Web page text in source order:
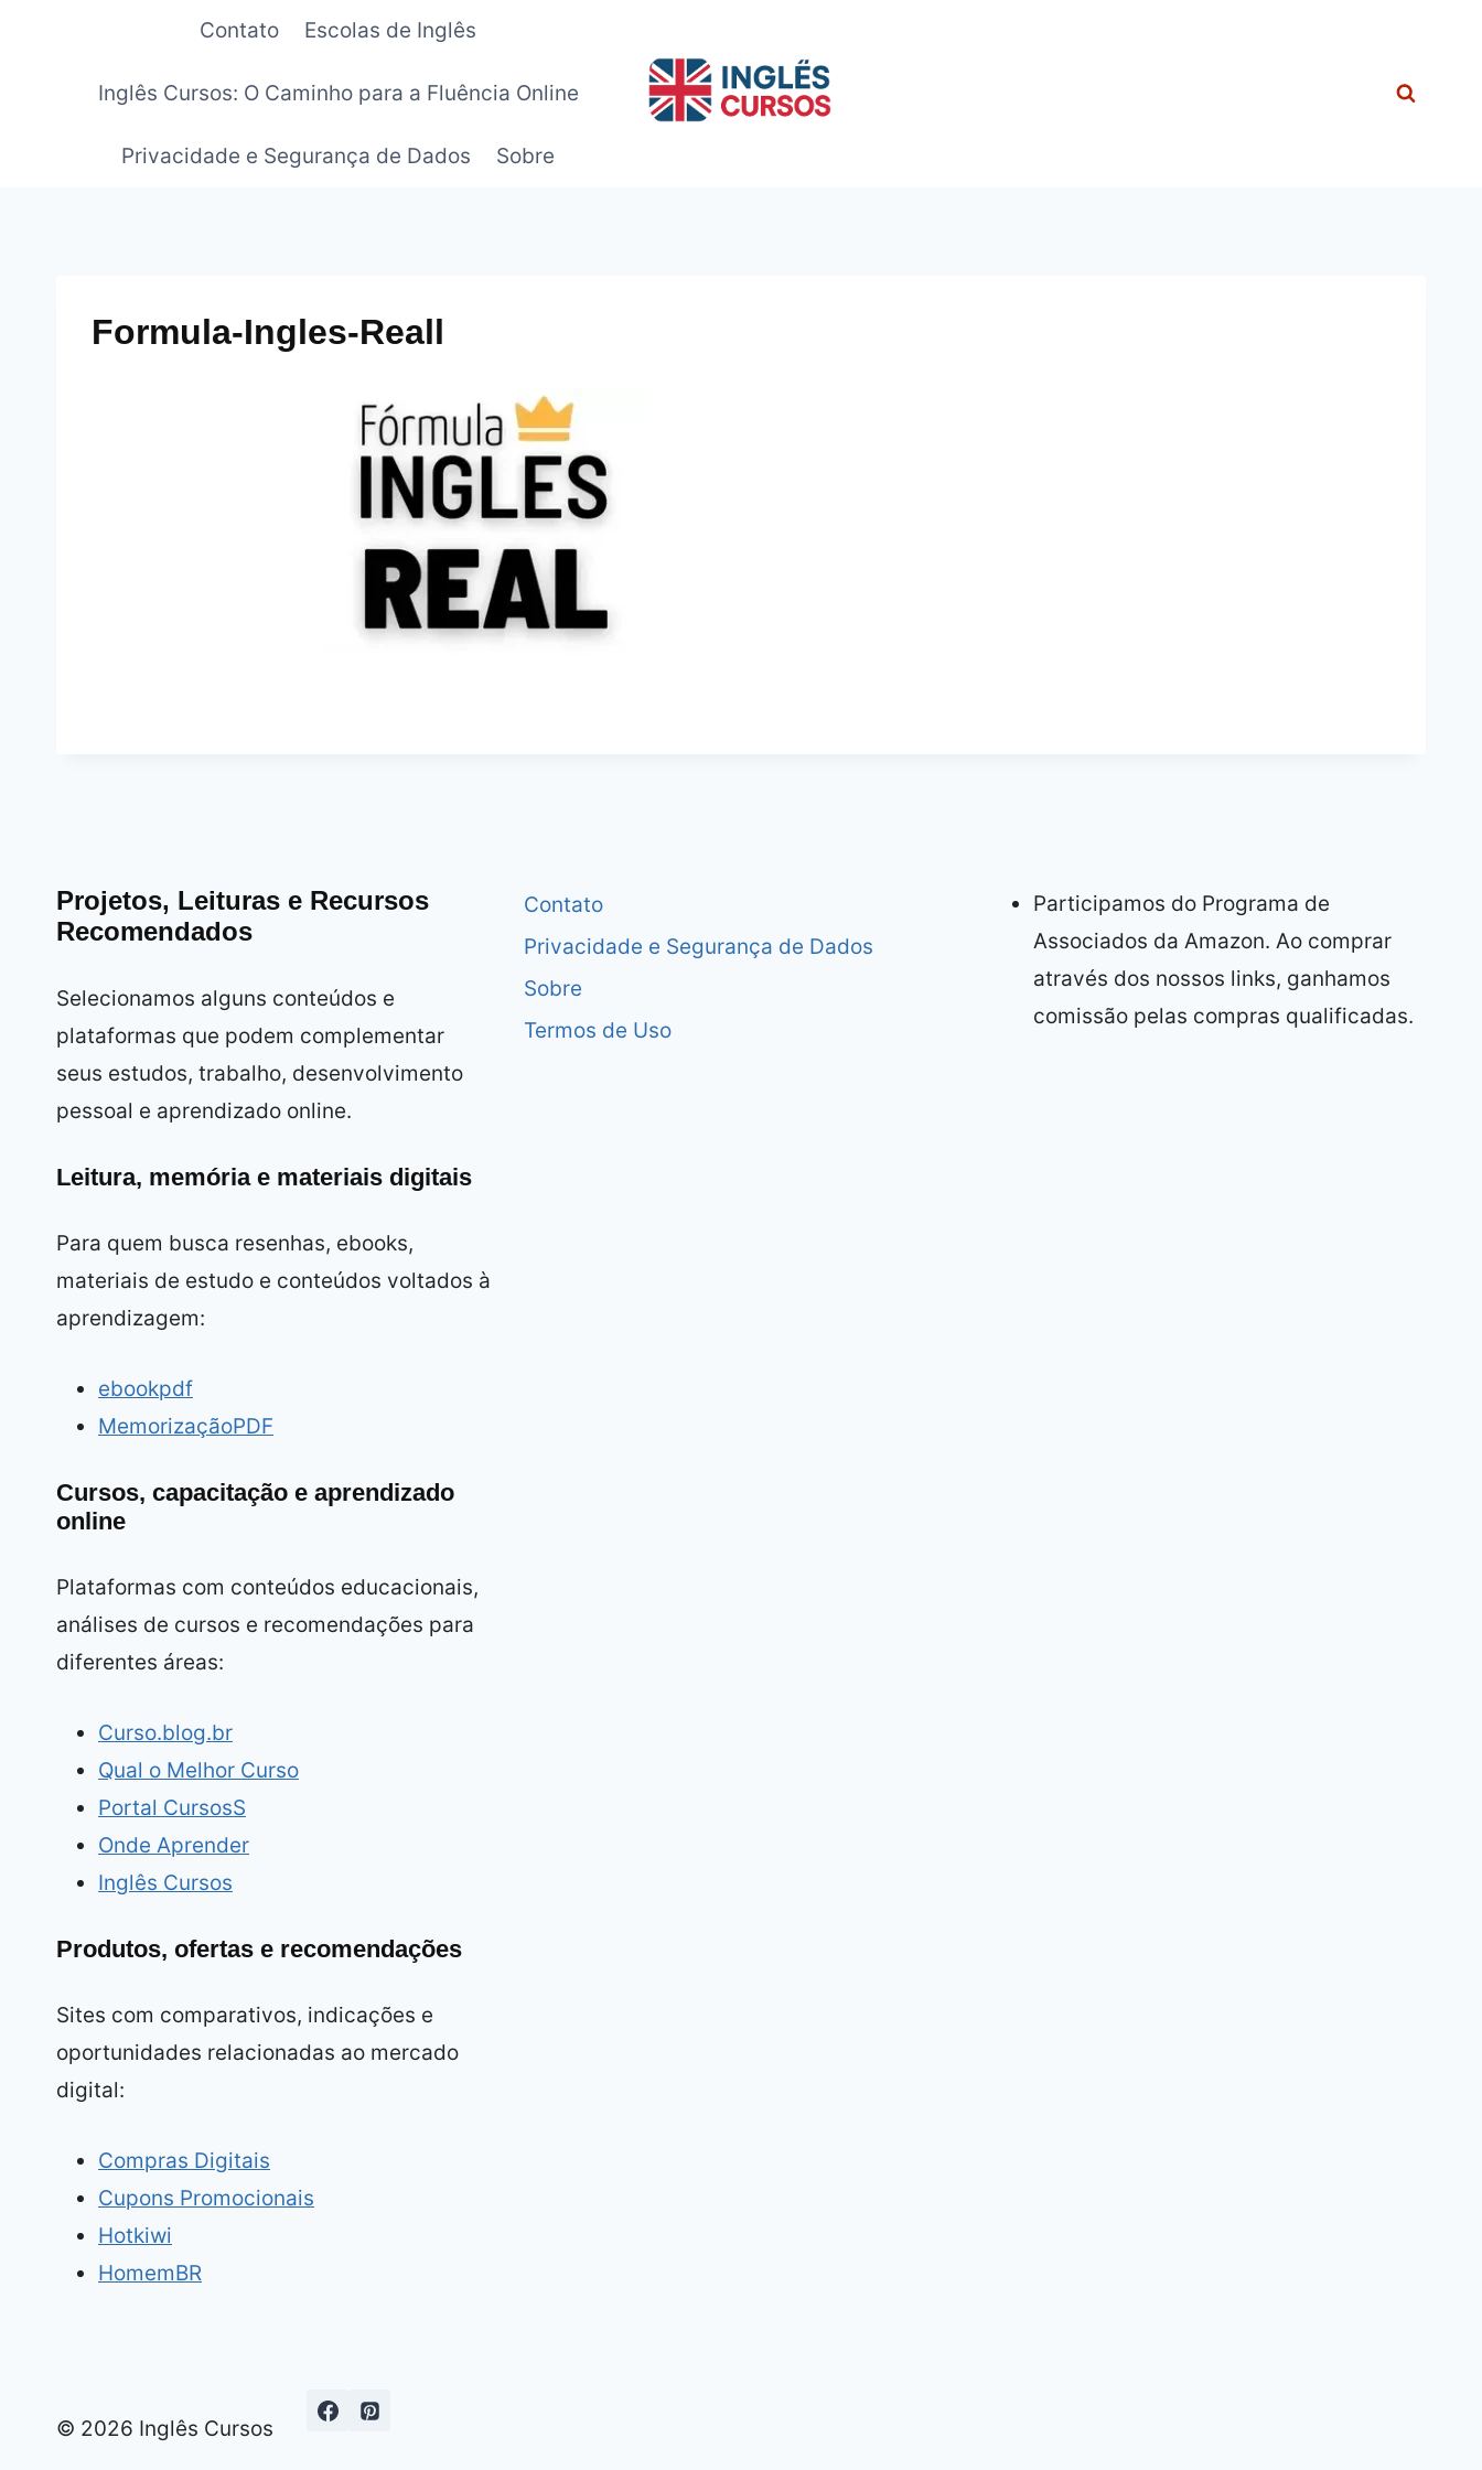
Contato Escolas de Inglês
Inglês Cursos: O Caminho para a Fluência Online
Privacidade e Segurança de Dados Sobre
Formula-Ingles-Reall
Projetos, Leituras e Recursos
Recomendados
Selecionamos alguns conteúdos e
plataformas que podem complementar
seus estudos, trabalho, desenvolvimento
pessoal e aprendizado online.
Leitura, memória e materiais digitais
Para quem busca resenhas, ebooks,
materiais de estudo e conteúdos voltados à
aprendizagem:
ebookpdf
MemorizaçãoPDF
Cursos, capacitação e aprendizado
online
Plataformas com conteúdos educacionais,
análises de cursos e recomendações para
diferentes áreas:
Curso.blog.br
Qual o Melhor Curso
Portal CursosS
Onde Aprender
Inglês Cursos
Produtos, ofertas e recomendações
Sites com comparativos, indicações e
oportunidades relacionadas ao mercado
digital:
Compras Digitais
Cupons Promocionais
Hotkiwi
HomemBR
Contato
Privacidade e Segurança de Dados
Sobre
Termos de Uso
Participamos do Programa de
Associados da Amazon. Ao comprar
através dos nossos links, ganhamos
comissão pelas compras qualificadas.
© 2026 Inglês Cursos